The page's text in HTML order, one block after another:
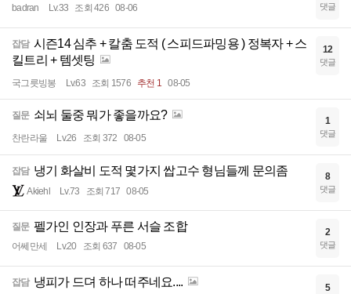
badran Lv.33 조회 426 08-06 댓글
잡담 시즌14 심추 + 칼춤 도적 ( 스피드파밍용 ) 정복자 + 스
킬트리 + 템셋팅
국그릇빙봉 Lv.63 조회 1576 추천 1 08-05
12
댓글
질문 쇠뇌 둘중 뭐가 좋을까요?
찬란라울 Lv.26 조회 372 08-05
1
댓글
잡담 냉기 화살비 도적 몇가지 쌉고수 형님들께 문의좀
Akiehl Lv.73 조회 717 08-05
8
댓글
질문 펠가인 인장과 푸른 서슬 조합
어쎄만세 Lv.20 조회 637 08-05
2
댓글
잡담 냉피가 드뎌 하나 떠주네요.... 5